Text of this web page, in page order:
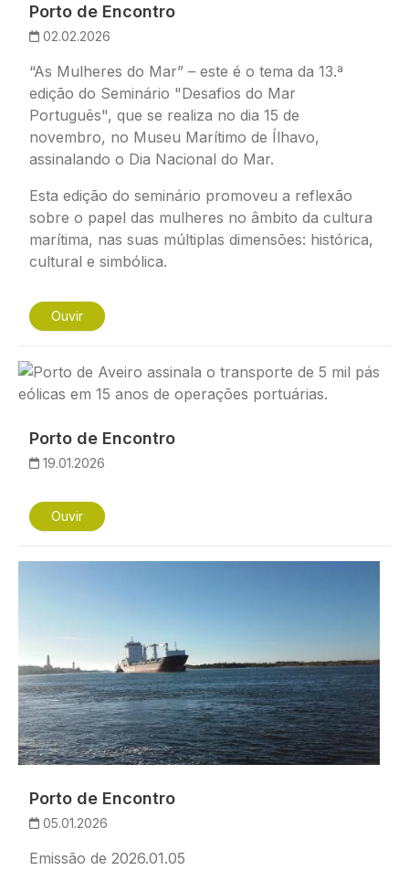
Porto de Encontro
02.02.2026
“As Mulheres do Mar” – este é o tema da 13.ª
edição do Seminário "Desafios do Mar
Português", que se realiza no dia 15 de
novembro, no Museu Marítimo de Ílhavo,
assinalando o Dia Nacional do Mar.
Esta edição do seminário promoveu a reflexão
sobre o papel das mulheres no âmbito da cultura
marítima, nas suas múltiplas dimensões: histórica,
cultural e simbólica.
Ouvir
Imagem
Porto de Encontro
19.01.2026
Ouvir
Porto de Encontro
05.01.2026
Emissão de 2026.01.05